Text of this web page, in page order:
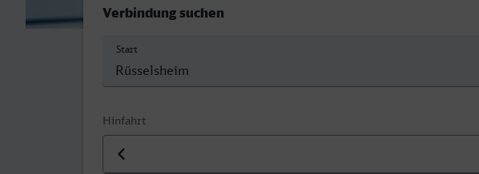
Verbindung suchen
Start
Hinfahrt
Datum der Hinfahrt